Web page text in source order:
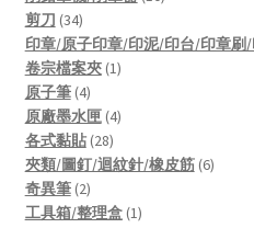
剪刀 3434
products
印章/原子印章/印泥/印台/印章刷
卷宗檔案夾 11
原子筆 44
products
原廠墨水匣 44
各式黏貼 2828
products
夾類/圖釘/迴紋針/橡皮筋 66
奇異筆 22
products
工具箱/整理盒 11